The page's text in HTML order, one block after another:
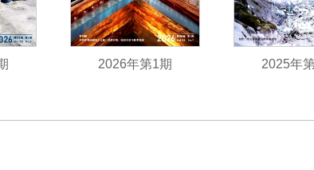
2026年第1期 2025年